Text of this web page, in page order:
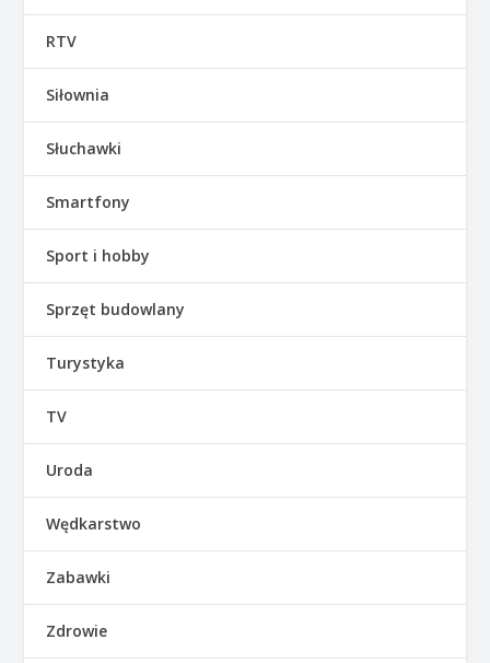
RTV
Siłownia
Słuchawki
Smartfony
Sport i hobby
Sprzęt budowlany
Turystyka
TV
Uroda
Wędkarstwo
Zabawki
Zdrowie